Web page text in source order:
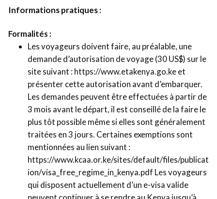
Informations pratiques :
Formalités :
Les voyageurs doivent faire, au préalable, une
demande d’autorisation de voyage (30 US$) sur le
site suivant : https://www.etakenya.go.ke et
présenter cette autorisation avant d’embarquer.
Les demandes peuvent être effectuées à partir de
3 mois avant le départ, il est conseillé de la faire le
plus tôt possible même si elles sont généralement
traitées en 3 jours. Certaines exemptions sont
mentionnées au lien suivant :
https://www.kcaa.or.ke/sites/default/files/publicat
ion/visa_free_regime_in_kenya.pdf Les voyageurs
qui disposent actuellement d’un e-visa valide